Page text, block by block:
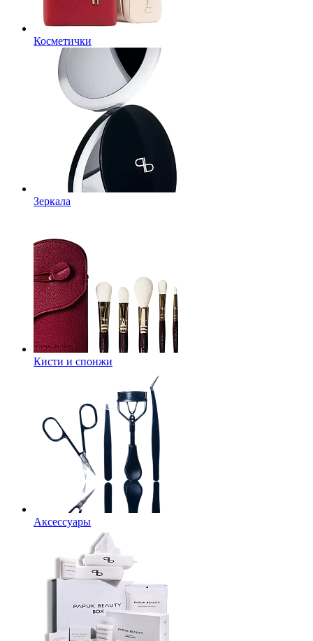
Косметички
Зеркала
Кисти и спонжи
Аксессуары